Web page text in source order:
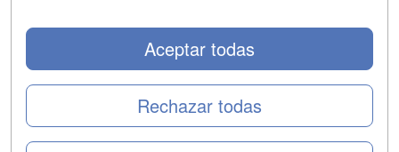
Rechazar todas
Aceptar todas